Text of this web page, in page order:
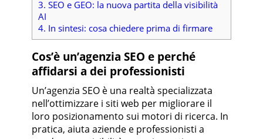
3. SEO e GEO: la nuova partita della visibilità
AI
4. In sintesi: cosa chiedere prima di firmare
Cos’è un’agenzia SEO e perché
affidarsi a dei professionisti
Un’agenzia SEO è una realtà specializzata
nell’ottimizzare i siti web per migliorare il
loro posizionamento sui motori di ricerca. In
pratica, aiuta aziende e professionisti a